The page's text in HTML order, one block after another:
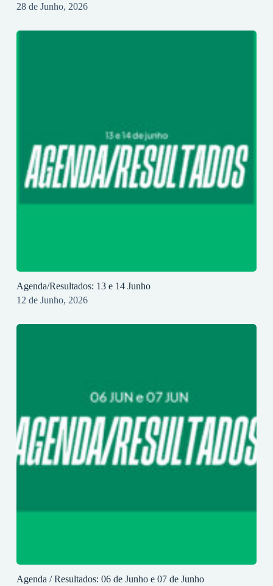
28 de Junho, 2026
Agenda/Resultados: 13 e 14 Junho
12 de Junho, 2026
Agenda / Resultados: 06 de Junho e 07 de Junho